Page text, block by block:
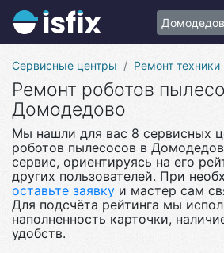
Сервисные центры Ремонт техники
Ремонт роботов
Домодедово
Мы нашли для вас 8 сервисных
роботов пылесосов в
сервис, ориентируясь на его
других пользователей. При
оставьте заявку и мастер сам
Для подсчёта рейтинга мы
наполненность карточки,
удобств.